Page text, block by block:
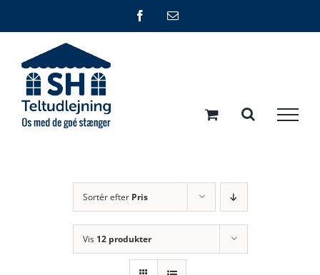
to
Facebook
E-
Sortér efter Pris
Vis 12 produkter